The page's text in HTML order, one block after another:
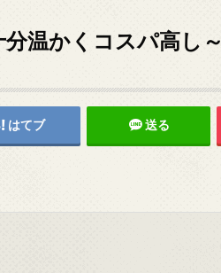
分温かくコスパ高し～
はてブ 送る